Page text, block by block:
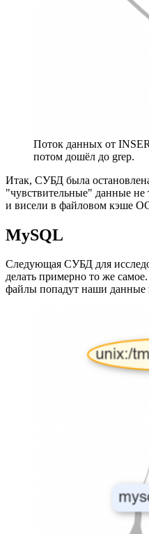
Поток данных от
потом дошёл до grep.
Итак, СУБД была
"чувствительные" данные не
и висели в файловом кэше
MySQL
Следующая СУБД для
делать примерно то же
файлы попадут наши данные